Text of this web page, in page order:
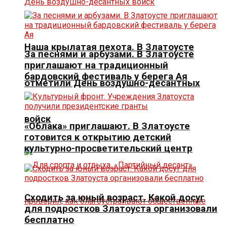
Наша крылатая пехота. В Златоусте
отметили День воздушно-десантных
войск
За песнями и арбузами. В Златоусте
приглашают на традиционный
бардовский фестиваль у берега Ая
«Облака» приглашают. В Златоусте
готовится к открытию детский
культурно-просветительский центр
Сходить за юный возраст. Какой досуг
для подростков Златоуста организовали
бесплатно